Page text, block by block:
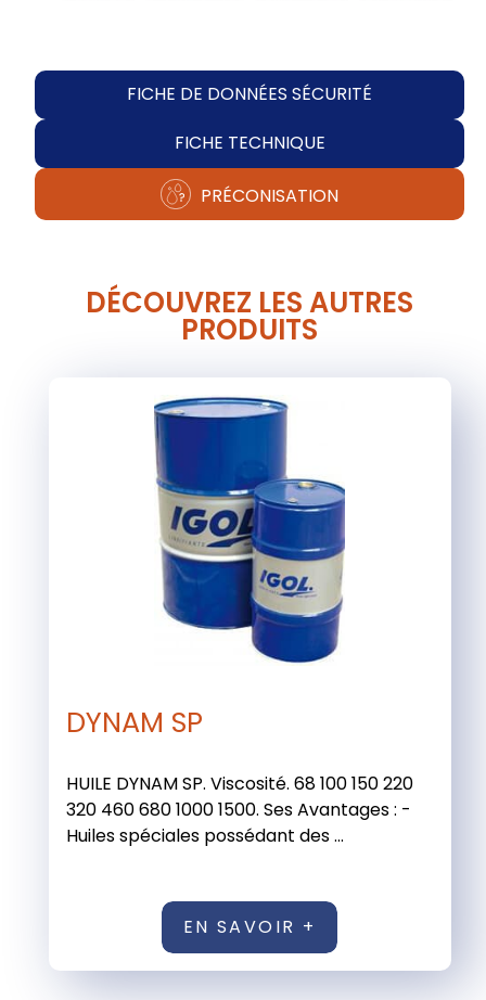
FICHE DE DONNÉES SÉCURITÉ
FICHE TECHNIQUE
PRÉCONISATION
DÉCOUVREZ LES AUTRES
PRODUITS
DYNAM SP
HUILE DYNAM SP. Viscosité. 68 100 150 220
320 460 680 1000 1500. Ses Avantages : -
Huiles spéciales possédant des ...
EN SAVOIR +